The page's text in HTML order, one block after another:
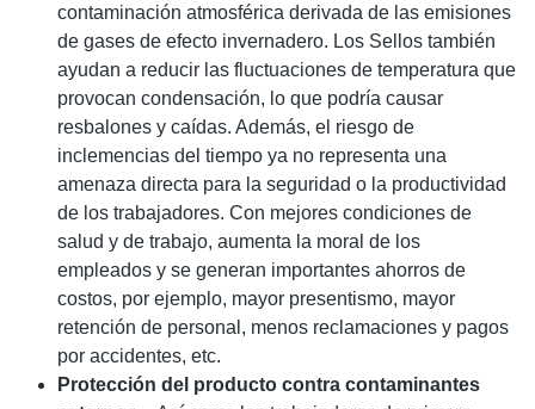
contaminación atmosférica derivada de las emisiones
de gases de efecto invernadero. Los Sellos también
ayudan a reducir las fluctuaciones de temperatura que
provocan condensación, lo que podría causar
resbalones y caídas. Además, el riesgo de
inclemencias del tiempo ya no representa una
amenaza directa para la seguridad o la productividad
de los trabajadores. Con mejores condiciones de
salud y de trabajo, aumenta la moral de los
empleados y se generan importantes ahorros de
costos, por ejemplo, mayor presentismo, mayor
retención de personal, menos reclamaciones y pagos
por accidentes, etc.
Protección del producto contra contaminantes